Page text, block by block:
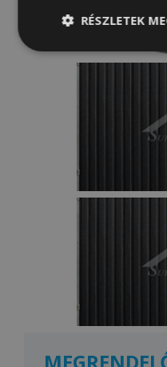
RÉSZLETEK
szükséges